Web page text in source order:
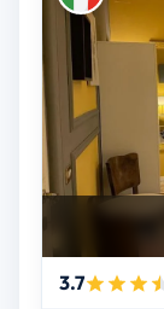
3.7